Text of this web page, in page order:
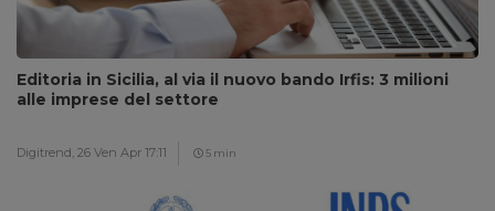
Editoria in Sicilia, al via il nuovo bando Irfis: 3 milioni
alle imprese del settore
Digitrend, 26 Ven Apr 17:11 5 min